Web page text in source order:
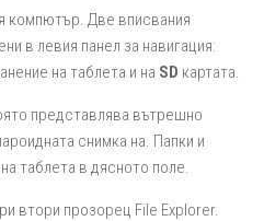
компютър. Две вписвания
в левия панел за навигация:
на таблета и на SD картата.
представлява вътрешно
снимка на. Папки и
таблета в дясното поле.
втори прозорец File Explorer.